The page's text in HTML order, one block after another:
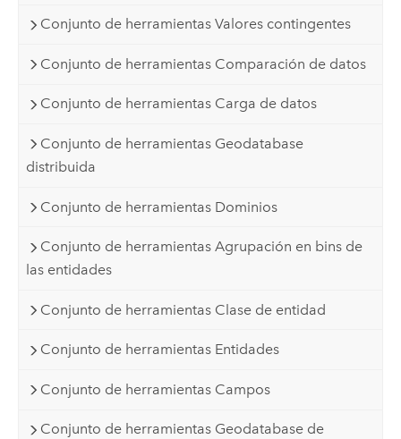
Conjunto de herramientas Valores contingentes
Conjunto de herramientas Comparación de datos
Conjunto de herramientas Carga de datos
Conjunto de herramientas Geodatabase
distribuida
Conjunto de herramientas Dominios
Conjunto de herramientas Agrupación en bins de
las entidades
Conjunto de herramientas Clase de entidad
Conjunto de herramientas Entidades
Conjunto de herramientas Campos
Conjunto de herramientas Geodatabase de